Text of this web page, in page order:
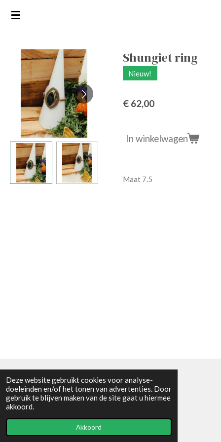
Deze website gebruikt cookies voor analyse-
doeleinden en/of het tonen van advertenties. Door
gebruik te blijven maken van de site gaat u hiermee
akkoord.
Akkoord
Ga
hoofdinhoud
Shungiet ring
Nieuw!
€ 62,00
In winkelwagen
Maat 7.5
Algemene voorwaarden
© 2021 - RC en mineralenshop Het vlinderpad